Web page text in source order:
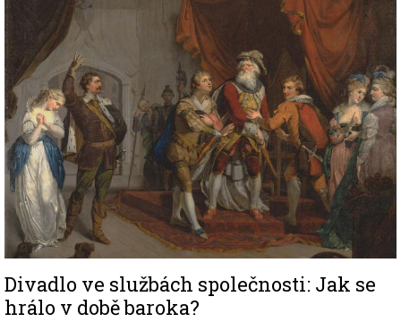
Image
Divadlo ve službách společnosti: Jak se
hrálo v době baroka?